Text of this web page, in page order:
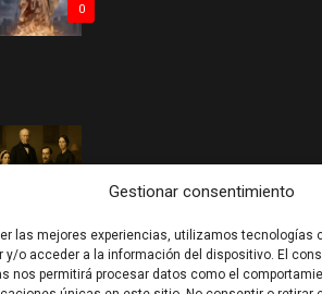
Gestionar consentimiento
las mejores experiencias, utilizamos tecnologías
y/o acceder a la información del dispositivo. El
nos permitirá procesar datos como el
0